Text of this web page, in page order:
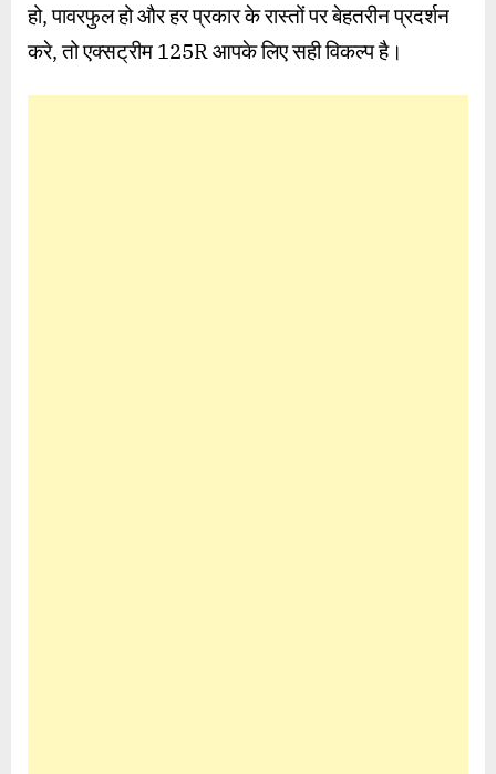
हो, पावरफुल हो और हर प्रकार के रास्तों पर बेहतरीन प्रदर्शन
करे, तो एक्सट्रीम 125R आपके लिए सही विकल्प है।